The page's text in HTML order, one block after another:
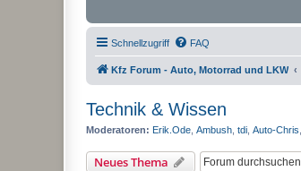
Schnellzugriff FAQ
Kfz Forum - Auto, Motorrad und LKW
Technik & Wissen
Moderatoren: Erik.Ode Ambush tdi Auto-Chris
Neues Thema